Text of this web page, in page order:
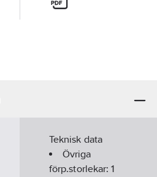
Teknisk data
Övriga
förp.storlekar:1